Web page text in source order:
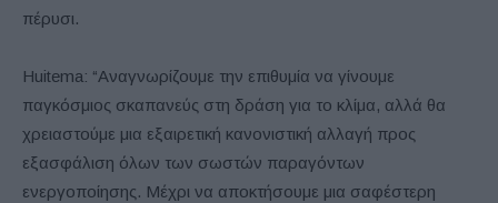
πέρυσι.
Huitema: “Αναγνωρίζουμε την επιθυμία να γίνουμε
παγκόσμιος σκαπανεύς στη δράση για το κλίμα, αλλά θα
χρειαστούμε μια εξαιρετική κανονιστική αλλαγή προς
εξασφάλιση όλων των σωστών παραγόντων
ενεργοποίησης. Μέχρι να αποκτήσουμε μια σαφέστερη